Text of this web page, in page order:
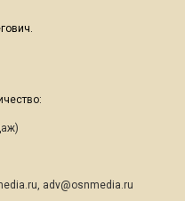
, adv@osnmedia.ru